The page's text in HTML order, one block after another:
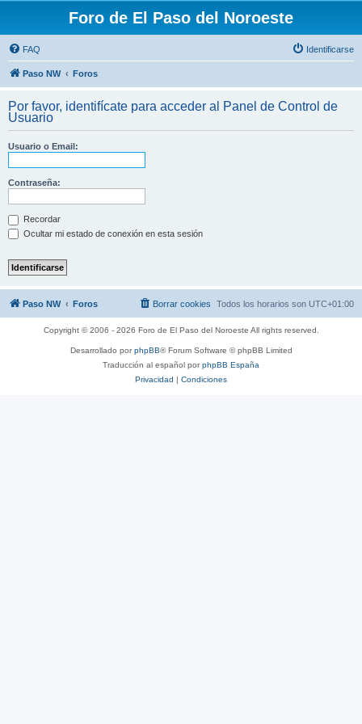
Foro de El Paso del Noroeste
FAQ Identificarse
Paso NW Foros
Por favor, identifícate para acceder al Panel de Control de
Usuario
Usuario o Email:
Contraseña:
Recordar
Ocultar mi estado de conexión en esta sesión
Paso NW Foros Todos los horarios son UTC+01:00
Borrar cookies
Copyright © 2006 - 2026 Foro de El Paso del Noroeste All rights reserved.
Desarrollado porphpBB® Forum Software © phpBB Limited
Traducción al español porphpBB España
Privacidad | Condiciones